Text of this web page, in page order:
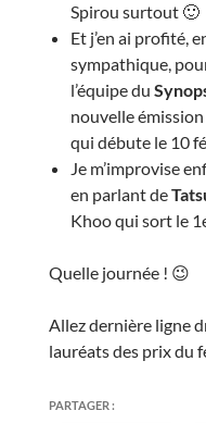
Spirou surtout 🙂
Et j’en ai profité,
sympathique,
l’équipe du
nouvelle
qui débute le 10
Je m’improvise
en parlant de
Khoo qui sort le
Quelle journée ! 😉
Allez dernière ligne
lauréats des prix du
PARTAGER :